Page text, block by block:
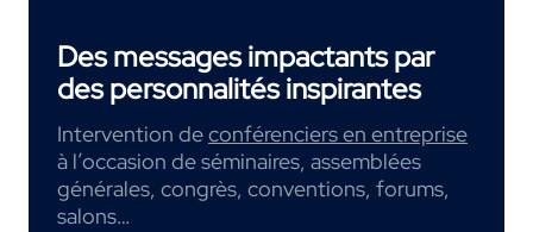
Des messages impactants par
des personnalités inspirantes
Intervention deconférenciers en entreprise
à l’occasion de séminaires, assemblées
générales, congrès, conventions, forums,
salons…